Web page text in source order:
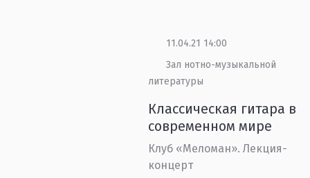
11.04.21 14:00
Зал нотно-музыкальной
литературы
Классическая гитара в
современном мире
Клуб «Меломан». Лекция-
концерт